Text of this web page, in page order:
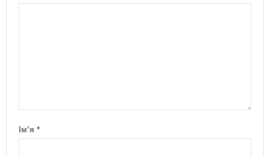
Ім’я *